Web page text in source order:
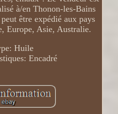
à/en Thonon-les-Bains
être expédié aux pays
Europe, Asie, Australie.
Huile
Encadré